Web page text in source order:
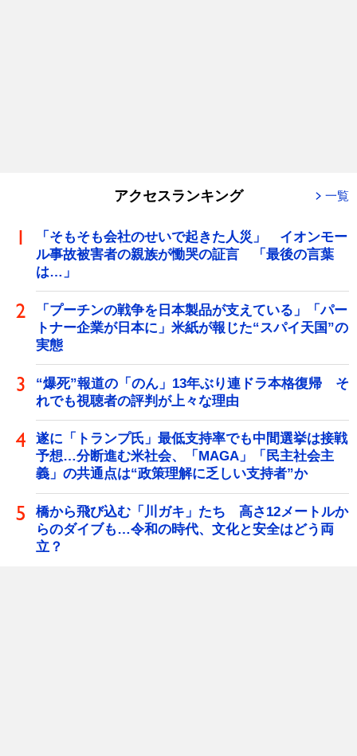
アクセスランキング 一覧
「そもそも会社のせいで起きた人災」 イオンモー
ル事故被害者の親族が慟哭の証言 「最後の言葉
は…」
「プーチンの戦争を日本製品が支えている」「パー
トナー企業が日本に」米紙が報じた“スパイ天国”の
実態
“爆死”報道の「のん」13年ぶり連ドラ本格復帰 そ
れでも視聴者の評判が上々な理由
遂に「トランプ氏」最低支持率でも中間選挙は接戦
予想…分断進む米社会、「MAGA」「民主社会主
義」の共通点は“政策理解に乏しい支持者”か
橋から飛び込む「川ガキ」たち 高さ12メートルか
らのダイブも…令和の時代、文化と安全はどう両
立？